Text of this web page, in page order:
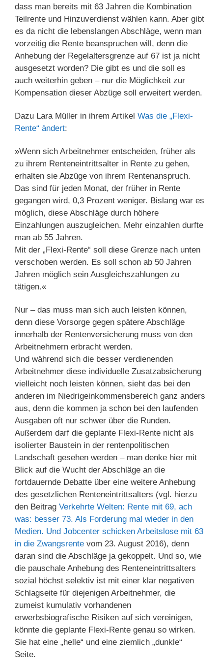
dass man bereits mit 63 Jahren die Kombination
Teilrente und Hinzuverdienst wählen kann. Aber gibt
es da nicht die lebenslangen Abschläge, wenn man
vorzeitig die Rente beanspruchen will, denn die
Anhebung der Regelaltersgrenze auf 67 ist ja nicht
ausgesetzt worden? Die gibt es und die soll es
auch weiterhin geben – nur die Möglichkeit zur
Kompensation dieser Abzüge soll erweitert werden.
Dazu Lara Müller in ihrem Artikel Was die „Flexi-
Rente“ ändert:
»Wenn sich Arbeitnehmer entscheiden, früher als
zu ihrem Renteneintrittsalter in Rente zu gehen,
erhalten sie Abzüge von ihrem Rentenanspruch.
Das sind für jeden Monat, der früher in Rente
gegangen wird, 0,3 Prozent weniger. Bislang war es
möglich, diese Abschläge durch höhere
Einzahlungen auszugleichen. Mehr einzahlen durfte
man ab 55 Jahren.
Mit der „Flexi-Rente“ soll diese Grenze nach unten
verschoben werden. Es soll schon ab 50 Jahren
Jahren möglich sein Ausgleichszahlungen zu
tätigen.«
Nur – das muss man sich auch leisten können,
denn diese Vorsorge gegen spätere Abschläge
innerhalb der Rentenversicherung muss von den
Arbeitnehmern erbracht werden.
Und während sich die besser verdienenden
Arbeitnehmer diese individuelle Zusatzabsicherung
vielleicht noch leisten können, sieht das bei den
anderen im Niedrigeinkommensbereich ganz anders
aus, denn die kommen ja schon bei den laufenden
Ausgaben oft nur schwer über die Runden.
Außerdem darf die geplante Flexi-Rente nicht als
isolierter Baustein in der rentenpolitischen
Landschaft gesehen werden – man denke hier mit
Blick auf die Wucht der Abschläge an die
fortdauernde Debatte über eine weitere Anhebung
des gesetzlichen Renteneintrittsalters (vgl. hierzu
den Beitrag Verkehrte Welten: Rente mit 69, ach
was: besser 73. Als Forderung mal wieder in den
Medien. Und Jobcenter schicken Arbeitslose mit 63
in die Zwangsrente vom 23. August 2016), denn
daran sind die Abschläge ja gekoppelt. Und so, wie
die pauschale Anhebung des Renteneintrittsalters
sozial höchst selektiv ist mit einer klar negativen
Schlagseite für diejenigen Arbeitnehmer, die
zumeist kumulativ vorhandenen
erwerbsbiografische Risiken auf sich vereinigen,
könnte die geplante Flexi-Rente genau so wirken.
Sie hat eine „helle“ und eine ziemlich „dunkle“
Seite.